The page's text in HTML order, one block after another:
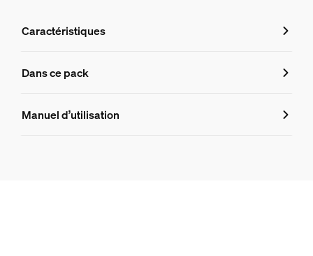
Caractéristiques
Caractéristiques
330186
Dans ce pack
Manuel d’utilisation